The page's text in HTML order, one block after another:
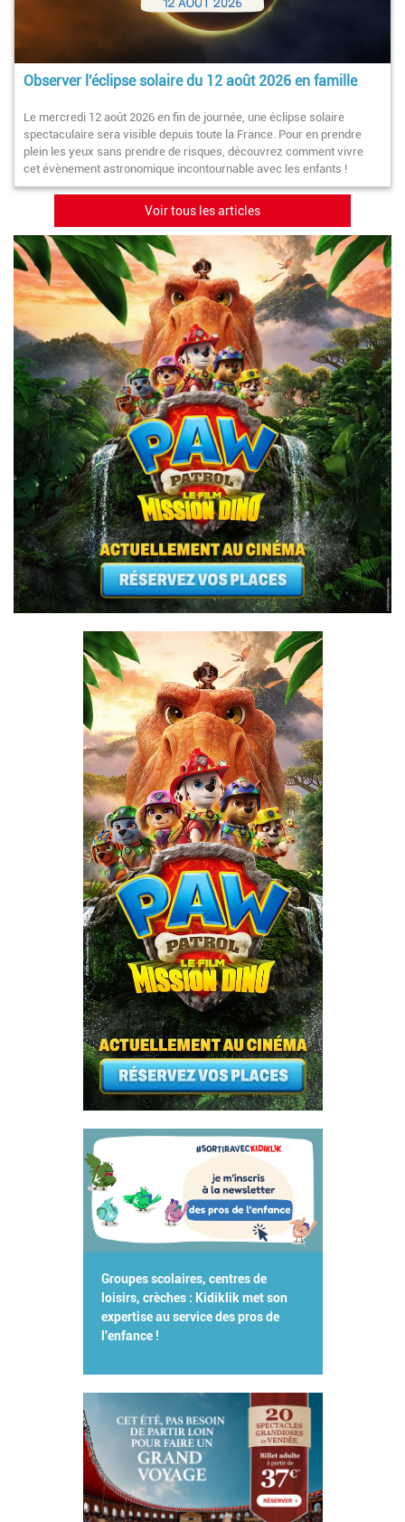
Observer l'éclipse solaire du 12 août 2026 en famille
Le mercredi 12 août 2026 en fin de journée, une éclipse solaire
spectaculaire sera visible depuis toute la France. Pour en prendre
plein les yeux sans prendre de risques, découvrez comment vivre
cet évènement astronomique incontournable avec les enfants !
Voir tous les articles
Groupes scolaires, centres de
loisirs, crèches : Kidiklik met son
expertise au service des pros de
l'enfance !